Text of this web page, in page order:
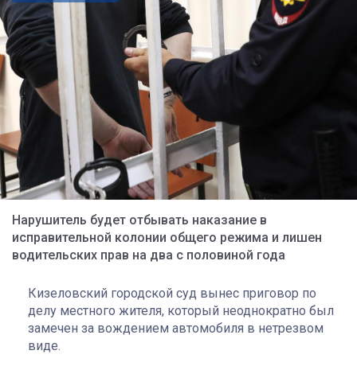
Нарушитель будет отбывать наказание в
исправительной колонии общего режима и лишен
водительских прав на два с половиной года
Кизеловский городской суд вынес приговор по
делу местного жителя, который неоднократно был
замечен за вождением автомобиля в нетрезвом
виде.